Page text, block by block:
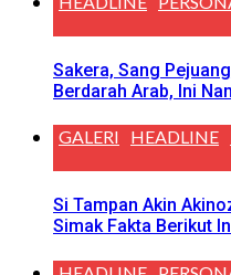
Sakera, Sang
Berdarah Arab, Ini
GALERI HEADLINE
Si Tampan Akin
Simak Fakta Berikut